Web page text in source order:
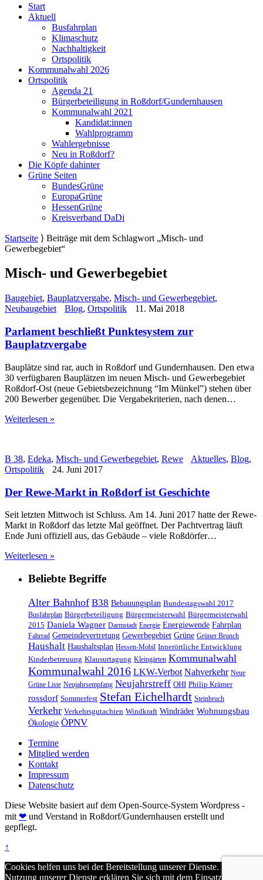
Start
Aktuell
Busfahrplan
Klimaschutz
Nachhaltigkeit
Ortspolitik
Kommunalwahl 2026
Ortspolitik
Agenda 21
Bürgerbeteiligung in Roßdorf/Gundernhausen
Kommunalwahl 2021
Kandidat:innen
Wahlprogramm
Wahlergebnisse
Neu in Roßdorf?
Die Köpfe dahinter
Grüne Seiten
BundesGrüne
EuropaGrüne
HessenGrüne
Kreisverband DaDi
Startseite ⟩ Beiträge mit dem Schlagwort „Misch- und
Gewerbegebiet“
Misch- und Gewerbegebiet
Baugebiet, Bauplatzvergabe, Misch- und Gewerbegebiet,
Neubaugebiet
Blog, Ortspolitik 11. Mai 2018
Parlament beschließt Punktesystem zur
Bauplatzvergabe
Bauplätze sind rar, auch in Roßdorf und Gundernhausen. Den etwa
30 verfügbaren Bauplätzen im neuen Misch- und Gewerbegebiet
Roßdorf-Ost (neue Gebietsbezeichnung “Im Münkel”) stehen über
200 Bewerber gegenüber. Die Vergabekriterien, nach denen…
Weiterlesen »
B 38, Edeka, Misch- und Gewerbegebiet, Rewe Aktuelles, Blog,
Ortspolitik
24. Juni 2017
Der Rewe-Markt in Roßdorf ist Geschichte
Seit letzten Mittwoch ist Schluss. Am 14. Juni 2017 hatte der Rewe-
Markt in Roßdorf das letzte Mal geöffnet. Der Pachtvertrag läuft
Ende Juni offiziell aus, das Gebäude – viele Roßdörfer…
Weiterlesen »
Beliebte Begriffe
Alter Bahnhof B38 Bebauungsplan Bundestagswahl 2017
Busfahrplan Bürgerbeteiligung Bürgermeisterwahl Bürgermeisterwahl
2015 Daniela Wagner Darmstadt Energie Energiewende Fahrplan
Fahrrad Gemeindevertretung Gewerbegebiet Grüne Grüner Brunch
Haushalt Haushaltsplan Hessen-Mobil Innerörtliche Entwicklung
Kinderbetreuung Klausurtagung Kleingärten Kommunalwahl
Kommunalwahl 2016 LKW-Verbot Nahverkehr Neue
Grüne Liste Neujahrsempfang Neujahrstreff OHI Philip Krämer
rossdorf Sommerfest Stefan Eichelhardt Steinbruch
Verkehr Verkehrsgutachten Windkraft Windräder Wohnungsbau
Ökologie ÖPNV
Termine
Mitglied werden
Kontakt
Impressum
Datenschutz
Diese Website basiert auf dem Open-Source-System Wordpress -
mit ❤ und Verstand in Roßdorf/Gundernhausen erstellt und
gepflegt.
↑
Cookies helfen uns bei der Bereitstellung unserer Dienste. Durch die
Nutzung unserer Dienste erklären Sie sich mit dem Einsatz von